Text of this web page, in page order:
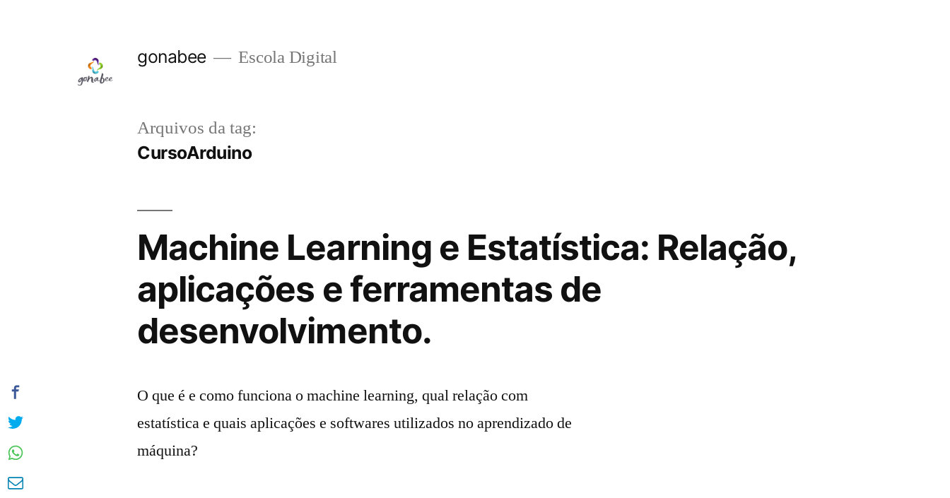
gonabee Escola Digital
Arquivos da tag:
CursoArduino
Machine Learning e Estatística: Relação,
aplicações e ferramentas de
desenvolvimento.
O que é e como funciona o machine learning, qual relação com
estatística e quais aplicações e softwares utilizados no aprendizado de
máquina?